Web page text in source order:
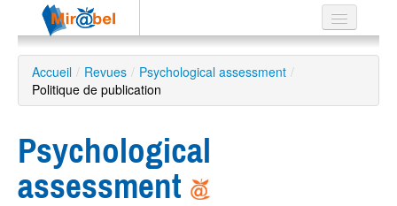
Le réseau
Soutien
Accueil / Revues / Psychological assessment /
Politique de publication
Psychological
assessment